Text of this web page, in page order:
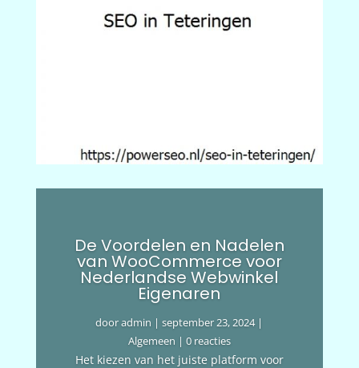
De Voordelen en Nadelen
van WooCommerce voor
Nederlandse Webwinkel
Eigenaren
dooradmin |september 23, 2024|
Algemeen | 0 reacties
Het kiezen van het juiste platform voor